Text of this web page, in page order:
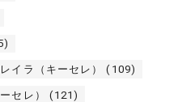
レイラ（キーセレ） (109)
セレ） (121)